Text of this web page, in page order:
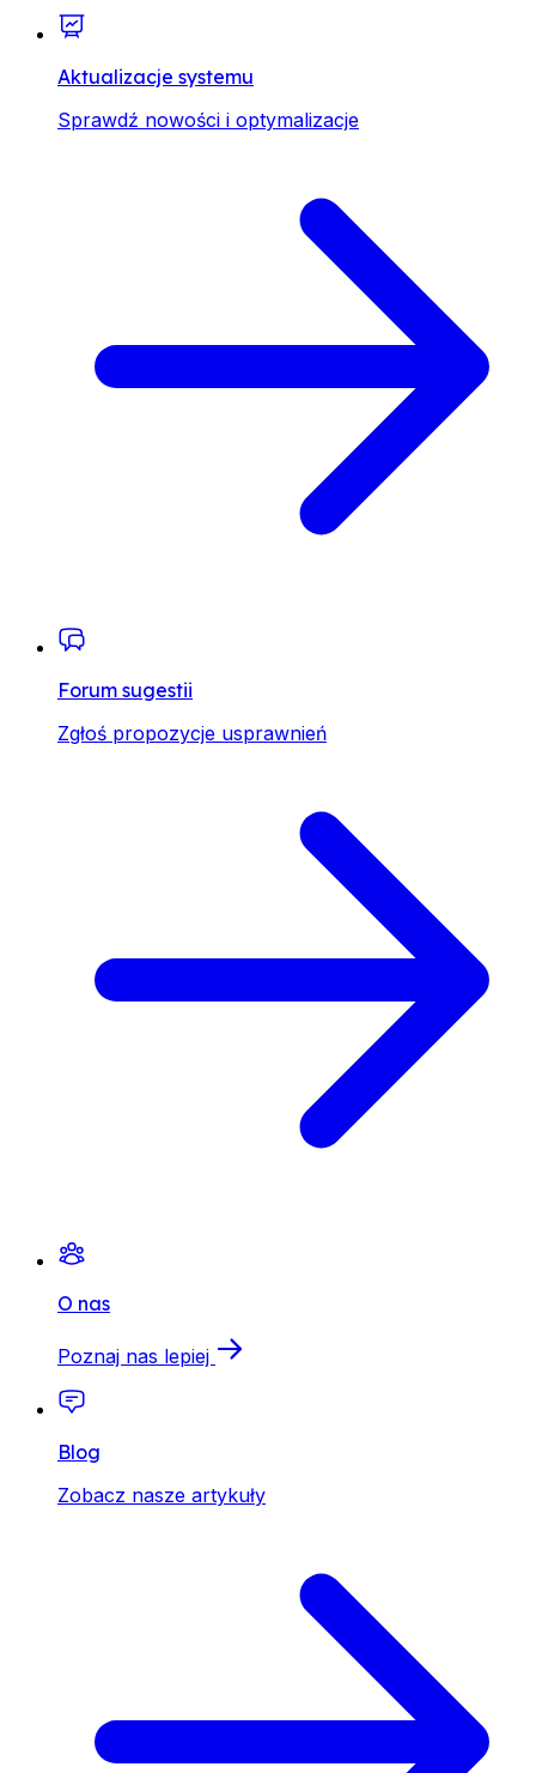
Aktualizacje systemu
Sprawdź nowości i optymalizacje
Forum sugestii
Zgłoś propozycje usprawnień
O nas
Poznaj nas lepiej
Blog
Zobacz nasze artykuły